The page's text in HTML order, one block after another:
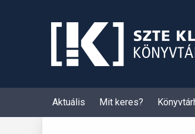
Aktuális Mit keres?